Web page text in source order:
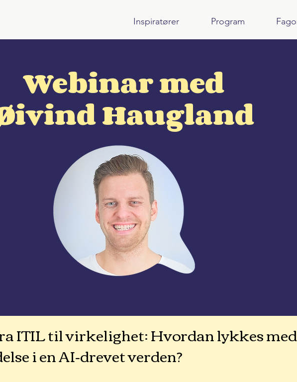
Inspiratører Program
Webinar med
Haugland
ITIL til virkelighet: Hvordan lykkes med
i en AI-drevet verden?